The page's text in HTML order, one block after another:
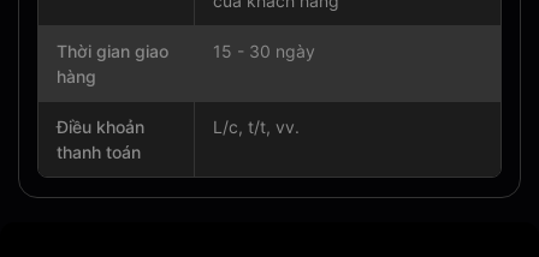
Thời gian giao
hàng
15 - 30 ngày
Điều khoản
thanh toán
L/c, t/t, vv.